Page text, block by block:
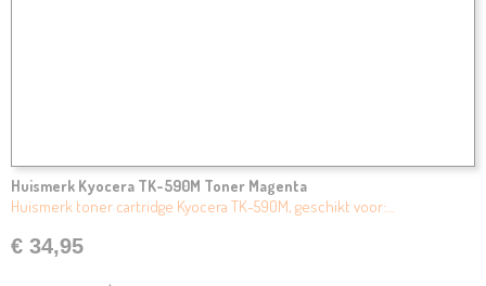
Huismerk Kyocera TK-590M Toner Magenta
Huismerk toner cartridge Kyocera TK-590M, geschikt voor:…
€ 34,95